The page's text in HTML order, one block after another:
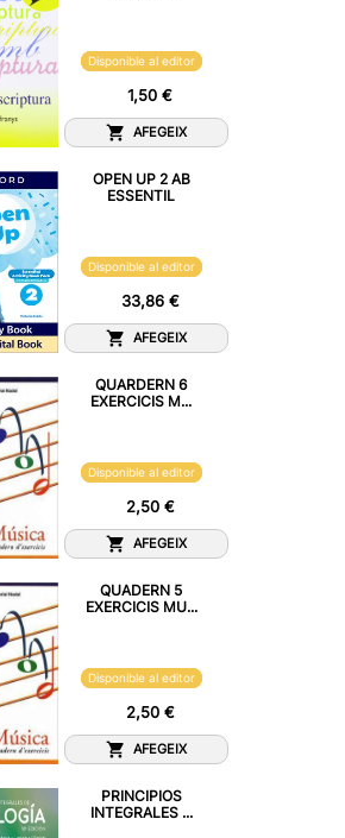
Disponible al editor
1,50 €
AFEGEIX
OPEN UP 2 AB
ESSENTIL
Disponible al editor
33,86 €
AFEGEIX
QUARDERN 6
EXERCICIS M...
Disponible al editor
2,50 €
AFEGEIX
QUADERN 5
EXERCICIS MU...
Disponible al editor
2,50 €
AFEGEIX
PRINCIPIOS
INTEGRALES ...